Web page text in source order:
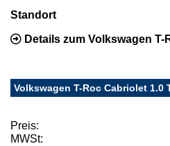
Standort
Details zum Volkswagen T-
Volkswagen T-Roc Cabriolet 1.0
Preis:
MWSt: